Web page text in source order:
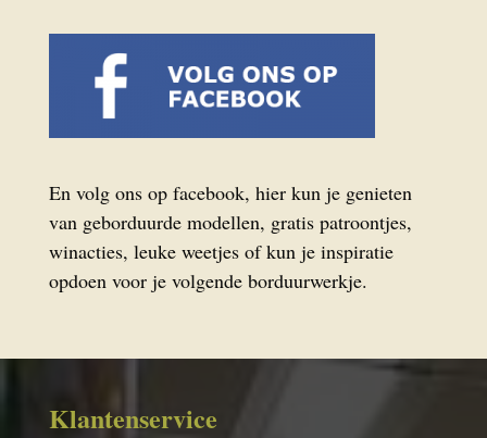
En volg ons op facebook, hier kun je genieten
van geborduurde modellen, gratis patroontjes,
winacties, leuke weetjes of kun je inspiratie
opdoen voor je volgende borduurwerkje.
Klantenservice